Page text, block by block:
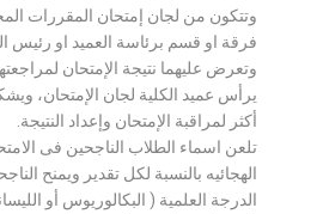
وتتكون من لجان إمتحان المقررات
فرقة او قسم برئاسة العميد او
وتعرض عليهما نتيجة الإمتحان
يرأس عميد الكلية لجان الإمتحان،
أكثر لمراقبة الإمتحان وإعداد النتيجة.
تلعن اسماء الطلاب الناجحين فى
الهجائيه بالنسبة لكل تقدير ويمنح
الدرجة العلمية ( البكالوريوس أو